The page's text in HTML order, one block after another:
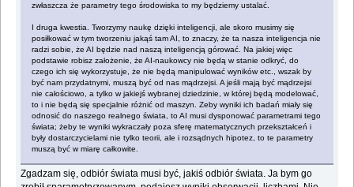
zwłaszcza że parametry tego środowiska to my będziemy ustalać.
I druga kwestia. Tworzymy naukę dzięki inteligencji, ale skoro musimy się
posiłkować w tym tworzeniu jakąś tam AI, to znaczy, że ta nasza inteligencja nie
radzi sobie, że AI będzie nad naszą inteligencją górować. Na jakiej więc
podstawie robisz założenie, że AI-naukowcy nie będą w stanie odkryć, do
czego ich się wykorzystuje, że nie będą manipulować wyników etc., wszak by
być nam przydatnymi, muszą być od nas mądrzejsi. A jeśli mają być mądrzejsi
nie całościowo, a tylko w jakiejś wybranej dziedzinie, w której będą modelować,
to i nie będą się specjalnie różnić od maszyn. Zeby wyniki ich badań miały się
odnosić do naszego realnego świata, to AI musi dysponować parametrami tego
świata; żeby te wyniki wykraczały poza sferę matematycznych przekształceń i
były dostarczycielami nie tylko teorii, ale i rozsądnych hipotez, to te parametry
muszą być w miarę całkowite.
Zgadzam się, odbiór świata musi być, jakiś odbiór świata. Ja bym go